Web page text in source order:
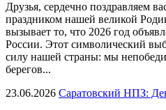
Друзья, сердечно поздравляем
праздником нашей великой
вызывает то, что 2026 год
России. Этот символический
силу нашей страны: мы
берегов...
23.06.2026 Саратовский НПЗ: